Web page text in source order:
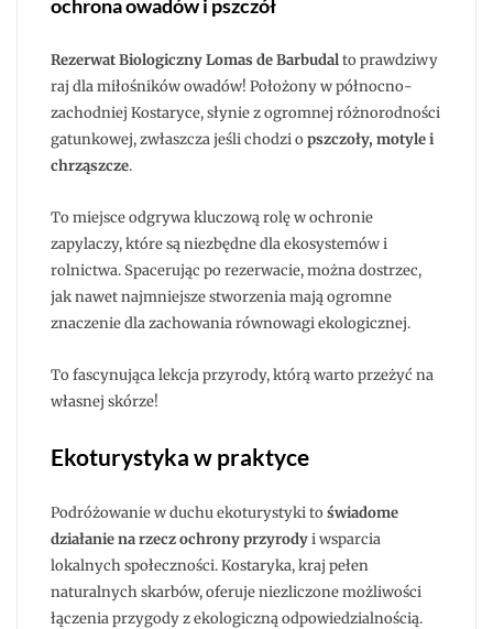
ochrona owadów i pszczół
Rezerwat Biologiczny Lomas de Barbudalto prawdziwy
raj dla miłośników owadów! Położony w północno-
zachodniej Kostaryce, słynie z ogromnej różnorodności
gatunkowej, zwłaszcza jeśli chodzi opszczoły, motyle i
chrząszcze.
To miejsce odgrywa kluczową rolę w ochronie
zapylaczy, które są niezbędne dla ekosystemów i
rolnictwa. Spacerując po rezerwacie, można dostrzec,
jak nawet najmniejsze stworzenia mają ogromne
znaczenie dla zachowania równowagi ekologicznej.
To fascynująca lekcja przyrody, którą warto przeżyć na
własnej skórze!
Ekoturystyka w praktyce
Podróżowanie w duchu ekoturystyki toświadome
działanie na rzecz ochrony przyrodyi wsparcia
lokalnych społeczności. Kostaryka, kraj pełen
naturalnych skarbów, oferuje niezliczone możliwości
łączenia przygody z ekologiczną odpowiedzialnością.